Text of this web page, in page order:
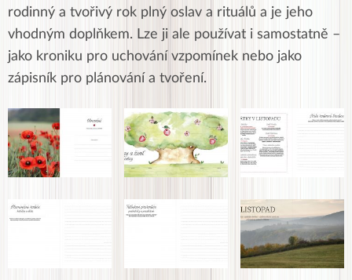
rodinný a tvořivý rok plný oslav a rituálů a je jeho
vhodným doplňkem. Lze ji ale používat i samostatně –
jako kroniku pro uchování vzpomínek nebo jako
zápisník pro plánování a tvoření.